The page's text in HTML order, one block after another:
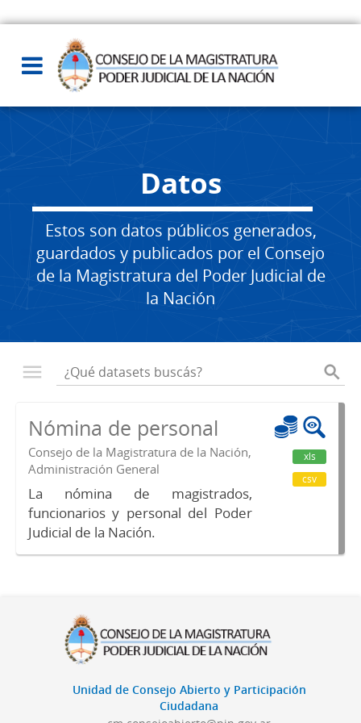
Datos
Estos son datos públicos generados,
guardados y publicados por el Consejo
de la Magistratura del Poder Judicial de
la Nación
Nómina de personal
Consejo de la Magistratura de la Nación,
Administración General
La nómina de magistrados,
funcionarios y personal del Poder
Judicial de la Nación.
xls
csv
Unidad de Consejo Abierto y Participación
Ciudadana